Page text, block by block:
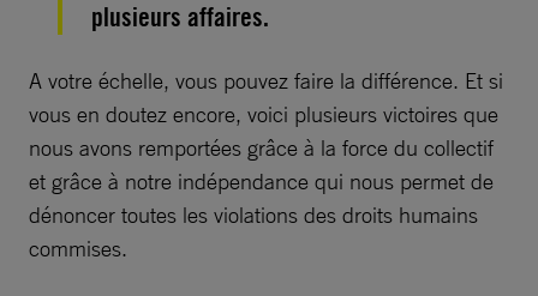
plusieurs affaires.
A votre échelle, vous pouvez faire la différence. Et si
vous en doutez encore, voici plusieurs victoires que
nous avons remportées grâce à la force du collectif
et grâce à notre indépendance qui nous permet de
dénoncer toutes les violations des droits humains
commises.